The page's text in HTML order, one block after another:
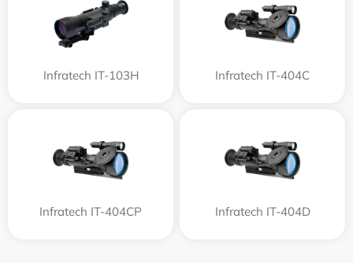
Infratech IT-103Н Infratech IT-404C
Infratech IT-404CP Infratech IT-404D